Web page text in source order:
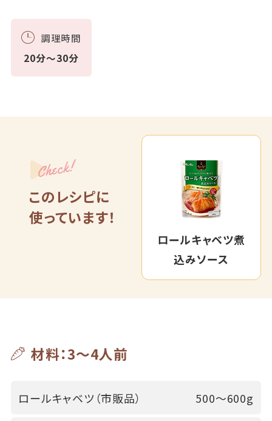
調理時間
20分～30分
Check!
このレシピに
使っています！
ロールキャベツ煮
込みソース
材料：3～4人前
ロールキャベツ（市販品） 500～600g